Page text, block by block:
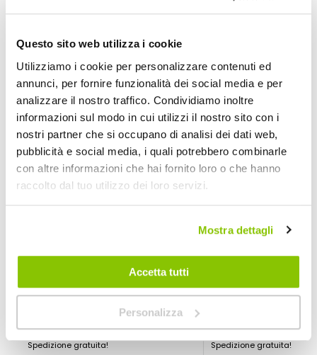
Questo sito web utilizza i cookie
Utilizziamo i cookie per personalizzare contenuti ed
annunci, per fornire funzionalità dei social media e per
analizzare il nostro traffico. Condividiamo inoltre
informazioni sul modo in cui utilizzi il nostro sito con i
nostri partner che si occupano di analisi dei dati web,
pubblicità e social media, i quali potrebbero combinarle
con altre informazioni che hai fornito loro o che hanno
raccolto dal tuo utilizzo dei loro servizi.
Mostra dettagli
Accetta tutti
Personalizza
Spedizione gratuita! Spedizione gratuita!